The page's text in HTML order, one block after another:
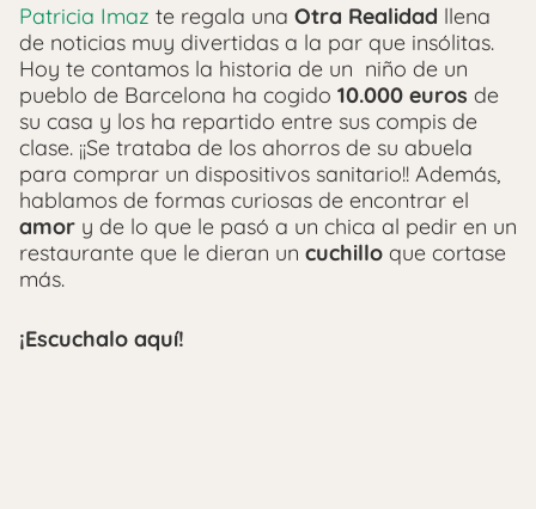
Patricia Imaz te regala una Otra Realidad llena
de noticias muy divertidas a la par que insólitas.
Hoy te contamos la historia de un niño de un
pueblo de Barcelona ha cogido 10.000 euros de
su casa y los ha repartido entre sus compis de
clase. ¡¡Se trataba de los ahorros de su abuela
para comprar un dispositivos sanitario!! Además,
hablamos de formas curiosas de encontrar el
amor y de lo que le pasó a un chica al pedir en un
restaurante que le dieran un cuchillo que cortase
más.
¡Escuchalo aquí!